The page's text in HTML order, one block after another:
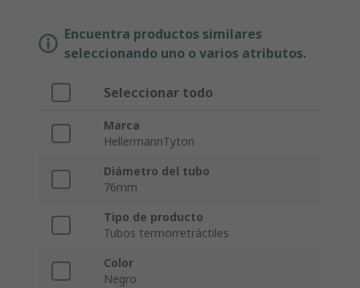
Encuentra productos similares
seleccionando uno o varios atributos.
Seleccionar todo
Marca
HellermannTyton
Diámetro del tubo
76mm
Tipo de producto
Tubos termorretráctiles
Color
Negro